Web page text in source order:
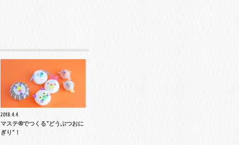
2018.4.4
マステ®でつくる“どうぶつおに
ぎり”！